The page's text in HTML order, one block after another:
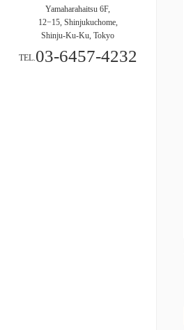
Yamaharahaitsu 6F,
12−15, Shinjukuchome,
Shinju-Ku-Ku, Tokyo
TEL.03-6457-4232